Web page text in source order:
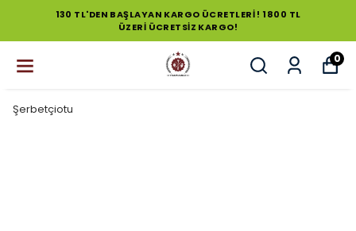
130 TL'DEN BAŞLAYAN KARGO ÜCRETLERİ ! 1800 TL
ÜZERİ ÜCRETSİZ KARGO!
0
Şerbetçiotu